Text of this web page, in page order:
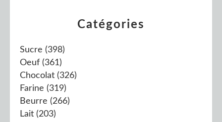
Catégories
Sucre (398)
Oeuf (361)
Chocolat (326)
Farine (319)
Beurre (266)
Lait (203)